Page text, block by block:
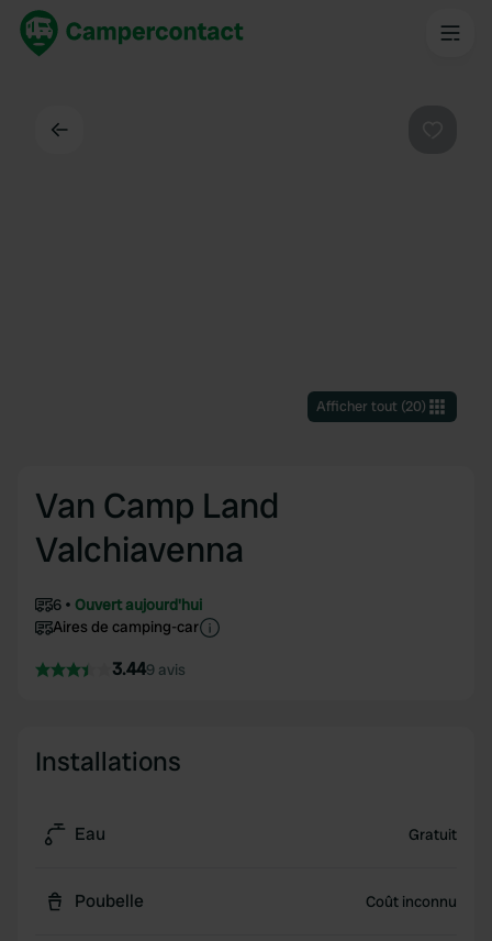
Afficher tout(20)
Van Camp Land
Valchiavenna
6
Ouvert aujourd'hui
Aires de camping-car
3.449 avis
Installations
Eau Gratuit
Poubelle Coût inconnu